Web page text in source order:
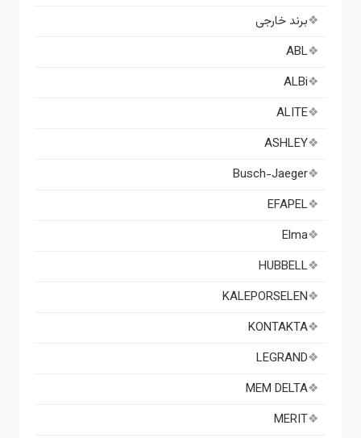
برند خارجی
ABL
ALBi
ALITE
ASHLEY
Busch-Jaeger
EFAPEL
Elma
HUBBELL
KALEPORSELEN
KONTAKTA
LEGRAND
MEM DELTA
MERIT